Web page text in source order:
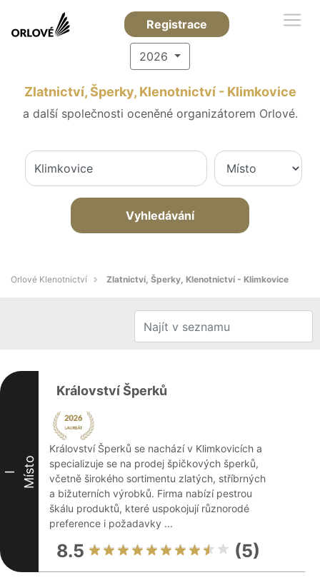
Registrace
2026
Zlatnictví, Šperky, Klenotnictví - Klimkovice
a další společnosti oceněné organizátorem Orlové.
Vyhledávání
Orlové Klenotnictví Zlatnictví, Šperky, Klenotnictví - Klimkovice
I Místo
Království Šperků
Království Šperků se nachází v Klimkovicích a
specializuje se na prodej špičkových šperků,
včetně širokého sortimentu zlatých, stříbrných
a bižuterních výrobků. Firma nabízí pestrou
škálu produktů, které uspokojují různorodé
preference i požadavky ...
8.5 (5)